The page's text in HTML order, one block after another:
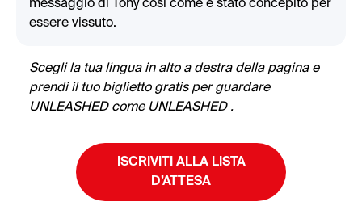
messaggio di Tony così come è stato concepito per
essere vissuto.
Scegli la tua lingua in alto a destra della pagina e
prendi il tuo biglietto gratis per guardare
UNLEASHED come UNLEASHED .
ISCRIVITI ALLA LISTA
D’ATTESA